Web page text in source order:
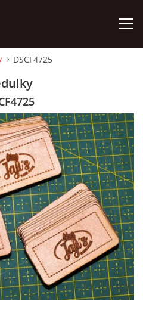
jk-laguna@seznam.cz
DSCF4725